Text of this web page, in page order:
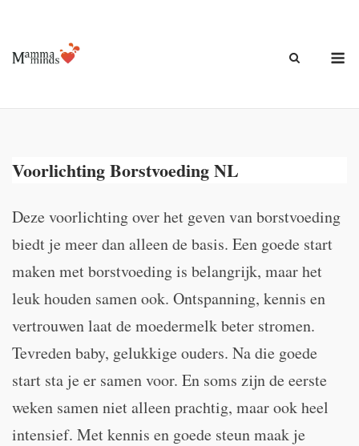
de
inhoud
Voorlichting Borstvoeding NL
Deze voorlichting over het geven van borstvoeding
biedt je meer dan alleen de basis. Een goede start
maken met borstvoeding is belangrijk, maar het
leuk houden samen ook. Ontspanning, kennis en
vertrouwen laat de moedermelk beter stromen.
Tevreden baby, gelukkige ouders. Na die goede
start sta je er samen voor. En soms zijn de eerste
weken samen niet alleen prachtig, maar ook heel
intensief. Met kennis en goede steun maak je